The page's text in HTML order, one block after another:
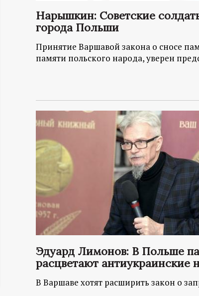
Н
-
ф
о
м
а
ц
и
о
Нарышкин: Советские
города Польши
Принятие Варшавой закона о сносе
памяти польского народа, уверен
Эдуард Лимонов: В Польше
расцветают антиукраинские
В Варшаве хотят расширить закон о